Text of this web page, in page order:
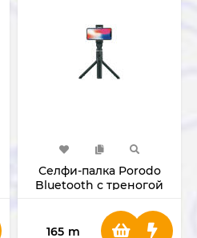
Селфи-палка Porodo
Bluetooth с треногой
165 m